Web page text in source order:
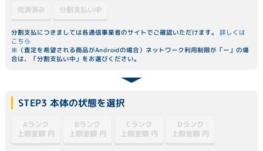
完済済み 分割支払い中
分割支払につきましては各通信事業者のサイトでご確認いただけます。詳しくは
こちら
※（査定を希望される商品がAndroidの場合）ネットワーク利用制限が「ー」の場
合は、「分割支払い中」をお選びください。
STEP3 本体の状態を選択
Aランク
上限金額 円
Bランク
上限金額 円
Cランク
上限金額 円
Dランク
上限金額 円